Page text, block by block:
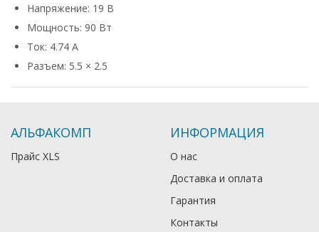
Напряжение: 19 В
Мощность: 90 Вт
Ток: 4.74 А
Разъем: 5.5 × 2.5
АЛЬФАКОМП
Прайс XLS
ИНФОРМАЦИЯ
О нас
Доставка и оплата
Гарантия
Контакты